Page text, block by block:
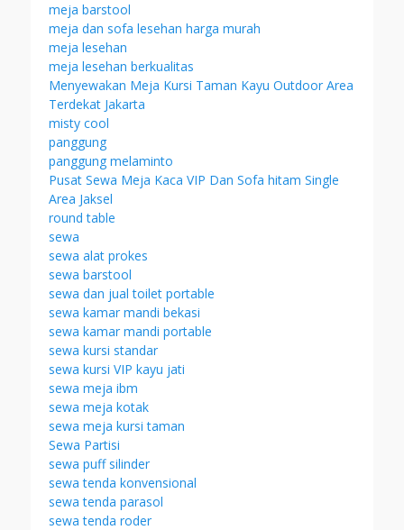
meja barstool
meja dan sofa lesehan harga murah
meja lesehan
meja lesehan berkualitas
Menyewakan Meja Kursi Taman Kayu Outdoor Area
Terdekat Jakarta
misty cool
panggung
panggung melaminto
Pusat Sewa Meja Kaca VIP Dan Sofa hitam Single
Area Jaksel
round table
sewa
sewa alat prokes
sewa barstool
sewa dan jual toilet portable
sewa kamar mandi bekasi
sewa kamar mandi portable
sewa kursi standar
sewa kursi VIP kayu jati
sewa meja ibm
sewa meja kotak
sewa meja kursi taman
Sewa Partisi
sewa puff silinder
sewa tenda konvensional
sewa tenda parasol
sewa tenda roder